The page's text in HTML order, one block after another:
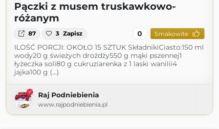
Pączki z musem truskawkowo-
różanym
87 3 Zapisz 0 Smakowite
ILOŚĆ PORCJI: OKOŁO 15 SZTUK SkładnikiCiasto:150 ml
wody20 g świeżych drożdży550 g mąki pszennej1
łyżeczka soli80 g cukruziarenka z 1 laski wanilii4
jajka100 g (...)
Raj Podniebienia
www.rajpodniebienia.pl